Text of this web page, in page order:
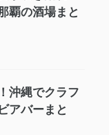
覇の酒場まと
沖縄でクラフ
アバーまと